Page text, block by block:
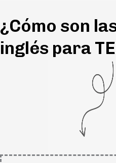
¿Cómo son
inglés para